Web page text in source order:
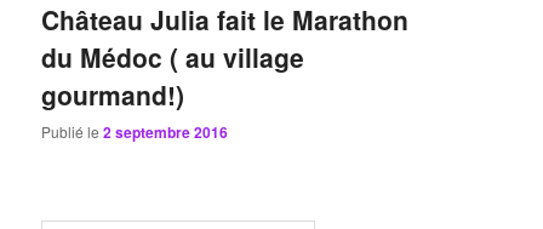
Château Julia fait le Marathon
du Médoc ( au village
gourmand!)
Publié le2 septembre 2016